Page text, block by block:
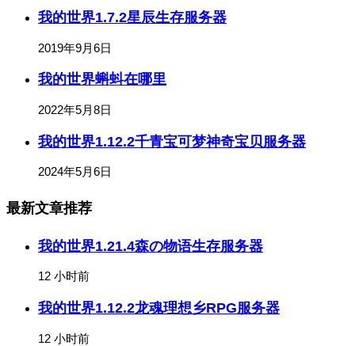
我的世界1.7.2星辰生存服务器
2019年9月6日
我的世界蝌蚪在哪里
2022年5月8日
我的世界1.12.2千青宝可梦神奇宝贝服务器
2024年5月6日
最新文章推荐
我的世界1.21.4森の物语生存服务器
12 小时前
我的世界1.12.2龙魂理想乡RPG服务器
12 小时前